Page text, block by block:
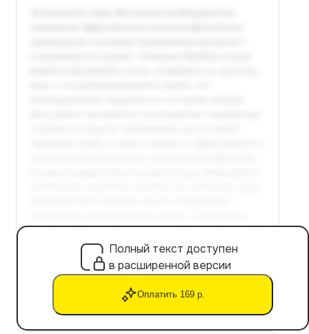
Полный текст доступен
в расширенной версии
Оплатить 169 р.